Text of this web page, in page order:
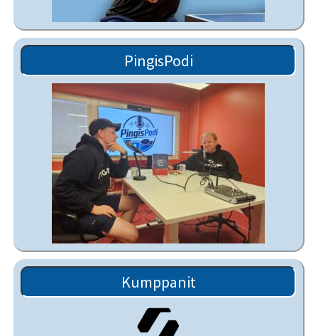
PingisPodi
Kumppanit